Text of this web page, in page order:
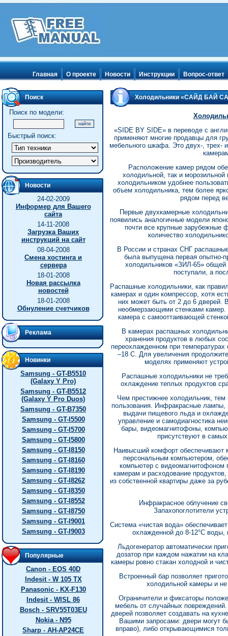
Главная О проекте Новости Инструкции Вопрос-ответ
Поиск
Поиск по модели:
Быстрый поиск:
Новости
24-02-2009
Информер для Вашего
сайта
14-11-2008
Загрузка Ваших
инструкций на сайт
08-04-2008
Смена хостинга и
сервера
18-01-2008
Новая рассылка
новостей
18-01-2008
Обнуление счетчиков
Реклама
Новинки
Samsung - GT-B5510
(Galaxy Y Pro)
Samsung - GT-B5512
(Galaxy Y Pro Duos)
Samsung - GT-B7350
Samsung - GT-I5500
Samsung - GT-I5700
Samsung - GT-I5800
Samsung - GT-I8150
Samsung - GT-I8160
Samsung - GT-I8190
Samsung - GT-I8262
Samsung - GT-I8350
Samsung - GT-I8552
Samsung - GT-I8750
Samsung - GT-I9001
Samsung - GT-I9003
Популярные
Canon - EOS 40D
Indesit - W 105 TX
Panasonic - KX-F130
Indesit - WISL 86
Bosch - SRV55T03EU
Nokia - N95
Sharp - AH-AP24CE
Холодильники «САЙД БАЙ
«SIDE BY SIDE» в переводе с
применяют многие продавцы для
мебельного шкафа. Это двух-, трех-
Расположение камер рядом
холодильной, так и
холодильником удобнее
объем холодильника, тем более
рядом перед
Первые двухкамерные
появились аналогичные модели
почти все крупные зарубежные
количество
В России и странах СНГ
была выпущена первая опытно-
холодильников «ЗИЛ-65»
поступали, а
Распашные холодильники, как
камерах и один компрессор, хотя
них может быть от 2 до 6 дверей.
необмерзающими стенками
камера с самооттаивающей
В камерах распашных
хранения продуктов в любых
переохлажденном при
–18 С. Для увеличения
моделях применяют
Распашные холодильники не
охлаждение теплых продуктов
Чем престижнее холодильник,
пользования. Инфракрасные лампы,
выдачи пищевого льда и
управление и самодиагностика
бары, видеомагнитофоны,
присутствуют в
Наивысший комфорт обеспечивают
персональным компьютером,
компьютер с видеомагнитофоном
камерам и расходование
из собственной квартиры даже за
Инфракрасное облучение
Запахопоглотители
Система «чистая вода»
охлажденной до 8-12°С воды,
Льдогенератор автоматически
дозатор при каждом нажатии на
камеры ровно стакан холодной и
Встроенный бар позволяет
холодильной камеры и
Ограничители и фиксаторы
мебель от случайных
дверей позволяет создавать на
Вашими запросами: двери могут
вправо), либо открывающимися